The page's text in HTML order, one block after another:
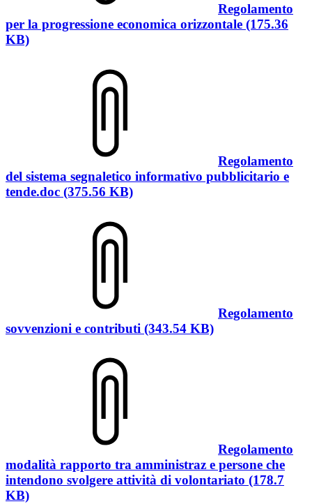
Regolamento
per la progressione economica orizzontale (175.36
KB)
Regolamento
del sistema segnaletico informativo pubblicitario e
tende.doc (375.56 KB)
Regolamento
sovvenzioni e contributi (343.54 KB)
Regolamento
modalità rapporto tra amministraz e persone che
intendono svolgere attività di volontariato (178.7
KB)